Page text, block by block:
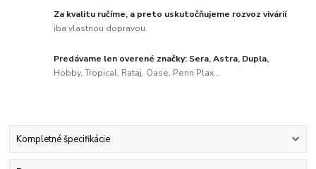
Za kvalitu ručíme, a preto uskutočňujeme rozvoz vivárií
iba vlastnou dopravou.
Predávame len overené značky: Sera, Astra, Dupla,
Hobby, Tropical, Rataj, Oase, Penn Plax...
Kompletné špecifikácie